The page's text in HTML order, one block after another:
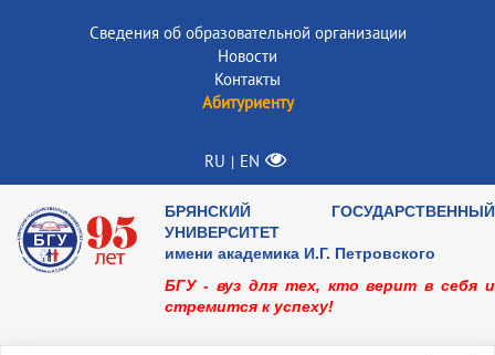
Сведения об образовательной организации
Новости
Контакты
Абитуриенту
RU | EN
БРЯНСКИЙ ГОСУДАРСТВЕННЫЙ
УНИВЕРСИТЕТ
имени академика И.Г. Петровского
БГУ - вуз для тех, кто верит в себя и
стремится к успеху!